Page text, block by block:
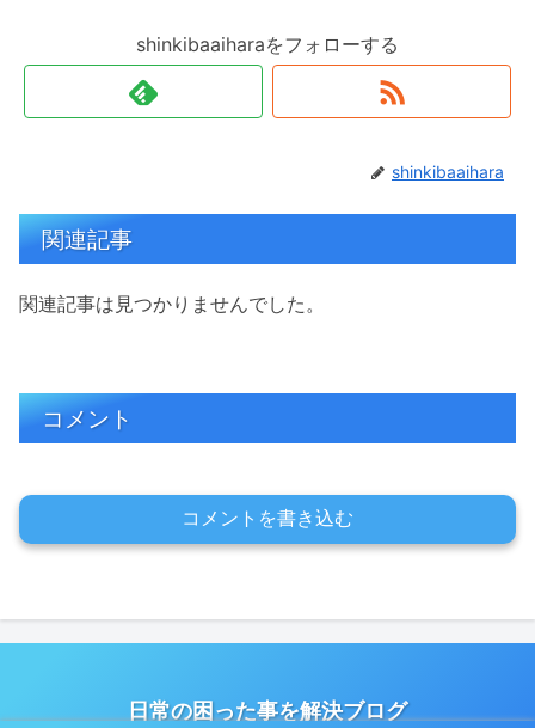
shinkibaaiharaをフォローする
shinkibaaihara
関連記事
関連記事は見つかりませんでした。
コメント
コメントを書き込む
日常の困った事を解決ブログ